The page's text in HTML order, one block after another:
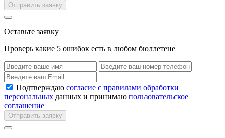
Отправить заявку
Оставьте заявку
Проверь какие 5 ошибок есть в любом бюллетене
Подтверждаю согласие с правилами обработки
персональных данных и принимаю пользовательское
соглашение
Отправить заявку